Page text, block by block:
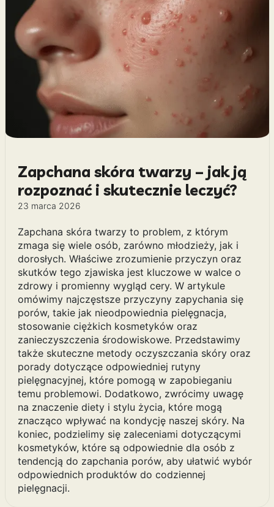
Zapchana skóra twarzy – jak ją
rozpoznać i skutecznie leczyć?
23 marca 2026
Zapchana skóra twarzy to problem, z którym
zmaga się wiele osób, zarówno młodzieży, jak i
dorosłych. Właściwe zrozumienie przyczyn oraz
skutków tego zjawiska jest kluczowe w walce o
zdrowy i promienny wygląd cery. W artykule
omówimy najczęstsze przyczyny zapychania się
porów, takie jak nieodpowiednia pielęgnacja,
stosowanie ciężkich kosmetyków oraz
zanieczyszczenia środowiskowe. Przedstawimy
także skuteczne metody oczyszczania skóry oraz
porady dotyczące odpowiedniej rutyny
pielęgnacyjnej, które pomogą w zapobieganiu
temu problemowi. Dodatkowo, zwrócimy uwagę
na znaczenie diety i stylu życia, które mogą
znacząco wpływać na kondycję naszej skóry. Na
koniec, podzielimy się zaleceniami dotyczącymi
kosmetyków, które są odpowiednie dla osób z
tendencją do zapchania porów, aby ułatwić wybór
odpowiednich produktów do codziennej
pielęgnacji.